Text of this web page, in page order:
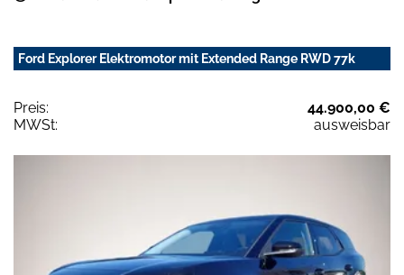
Ford Explorer Elektromotor mit Extended Range RWD 77k
Preis:
44.900,00 €
MWSt:
ausweisbar